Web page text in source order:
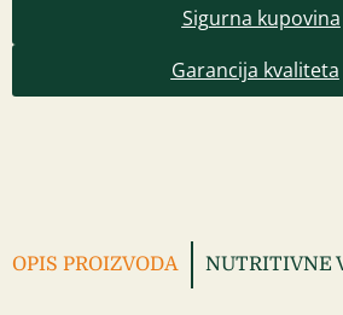
Sigurna kupovina
Garancija kvaliteta
OPIS PROIZVODA NUTRITIVNE